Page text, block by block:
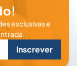
exclusivas e
Inscrever